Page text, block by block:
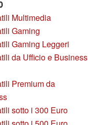
Multimedia
Gaming
Gaming Leggeri
da Ufficio e Business
Premium da
sotto i 300 Euro